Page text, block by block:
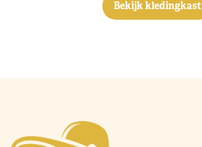
Bekijk kledingkast